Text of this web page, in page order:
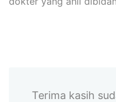
Terima kasih